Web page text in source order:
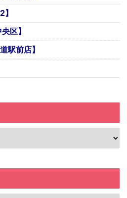
区】
駅前店】